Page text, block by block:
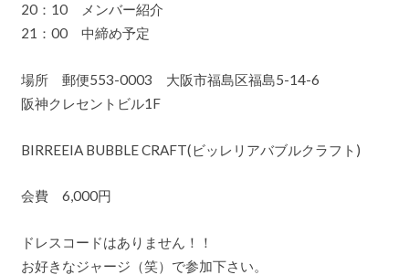
20：10 メンバー紹介
21：00 中締め予定
場所 郵便553-0003 大阪市福島区福島5-14-6
阪神クレセントビル1F
BIRREEIA BUBBLE CRAFT(ビッレリアバブルクラフト)
会費 6,000円
ドレスコードはありません！！
お好きなジャージ（笑）で参加下さい。